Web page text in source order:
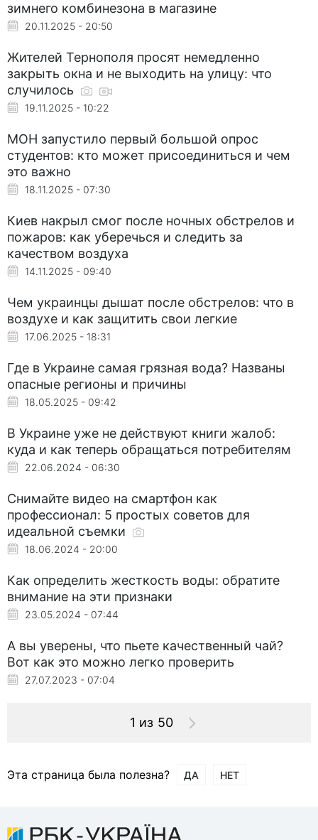
зимнего комбинезона в магазине
20.11.2025 - 20:50
Жителей Тернополя просят немедленно
закрыть окна и не выходить на улицу: что
случилось
19.11.2025 - 10:22
МОН запустило первый большой опрос
студентов: кто может присоединиться и чем
это важно
18.11.2025 - 07:30
Киев накрыл смог после ночных обстрелов и
пожаров: как уберечься и следить за
качеством воздуха
14.11.2025 - 09:40
Чем украинцы дышат после обстрелов: что в
воздухе и как защитить свои легкие
17.06.2025 - 18:31
Где в Украине самая грязная вода? Названы
опасные регионы и причины
18.05.2025 - 09:42
В Украине уже не действуют книги жалоб:
куда и как теперь обращаться потребителям
22.06.2024 - 06:30
Снимайте видео на смартфон как
профессионал: 5 простых советов для
идеальной съемки
18.06.2024 - 20:00
Как определить жесткость воды: обратите
внимание на эти признаки
23.05.2024 - 07:44
А вы уверены, что пьете качественный чай?
Вот как это можно легко проверить
27.07.2023 - 07:04
1 из 50
Эта страница была полезна? ДА НЕТ